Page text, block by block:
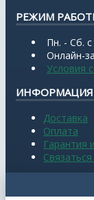
РЕЖИМ
Пн. - Сб.
Онлайн-
Условия
ИНФОРМАЦИЯ
Доставка
Оплата
Гарантия